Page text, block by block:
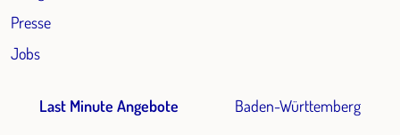
Presse
Jobs
Last Minute Angebote
Baden-Württemberg